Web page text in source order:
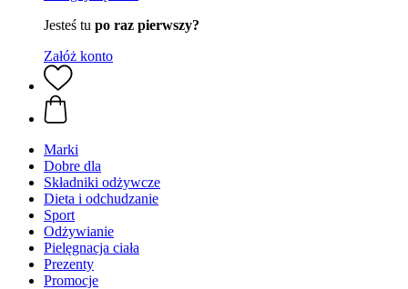
Jesteś tu po raz pierwszy?
Załóż konto
Marki
Dobre dla
Składniki odżywcze
Dieta i odchudzanie
Sport
Odżywianie
Pielęgnacja ciała
Prezenty
Promocje